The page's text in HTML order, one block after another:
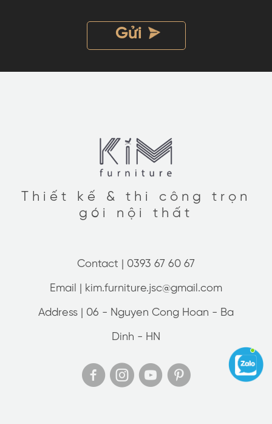
Thiết kế & thi công trọn
gói nội thất
Contact | 0393 67 60 67
Email | kim.furniture.jsc@gmail.com
Address | 06 - Nguyen Cong Hoan - Ba
Dinh - HN